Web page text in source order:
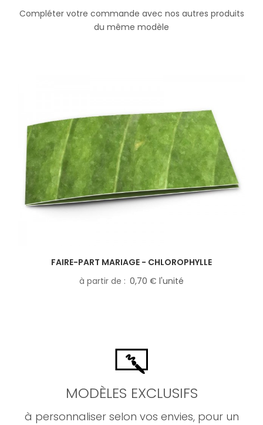
Compléter votre commande avec nos autres produits
du même modèle
FAIRE-PART MARIAGE - CHLOROPHYLLE
à partir de
0,70 € l'unité
MODÈLES EXCLUSIFS
à personnaliser selon vos envies, pour un